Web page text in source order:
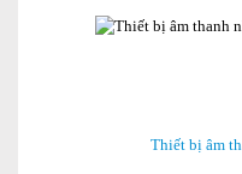
Thiết bị âm